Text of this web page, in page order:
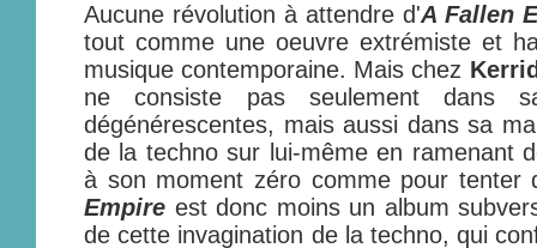
Aucune révolution à attendre d'A Fallen
tout comme une oeuvre extrémiste et
musique contemporaine. Mais chez
ne consiste pas seulement dans
dégénérescentes, mais aussi dans sa
de la techno sur lui-même en ramenant
à son moment zéro comme pour tenter
Empire est donc moins un album
de cette invagination de la techno, qui